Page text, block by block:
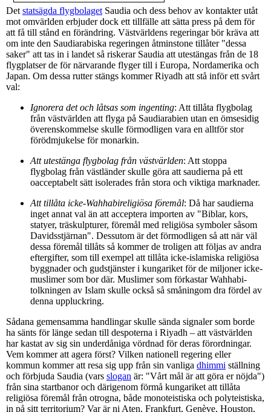
Det statsägda flygbolaget Saudia och dess behov av kontakter utåt
mot omvärlden erbjuder dock ett tillfälle att sätta press på dem för
att få till stånd en förändring. Västvärldens regeringar bör kräva att
om inte den Saudiarabiska regeringen åtminstone tillåter "dessa
saker" att tas in i landet så riskerar Saudia att utestängas från de 18
flygplatser de för närvarande flyger till i Europa, Nordamerika och
Japan. Om dessa rutter stängs kommer Riyadh att stå inför ett svårt
val:
Ignorera det och låtsas som ingenting: Att tillåta flygbolag
från västvärlden att flyga på Saudiarabien utan en ömsesidig
överenskommelse skulle förmodligen vara en alltför stor
förödmjukelse för monarkin.
Att utestänga flygbolag från västvärlden: Att stoppa
flygbolag från västländer skulle göra att saudierna på ett
oacceptabelt sätt isolerades från stora och viktiga marknader.
Att tillåta icke-Wahhabireligiösa föremål: Då har saudierna
inget annat val än att acceptera importen av "Biblar, kors,
statyer, träskulpturer, föremål med religiösa symboler såsom
Davidsstjärnan". Dessutom är det förmodligen så att när väl
dessa föremål tillåts så kommer de troligen att följas av andra
eftergifter, som till exempel att tillåta icke-islamiska religiösa
byggnader och gudstjänster i kungariket för de miljoner icke-
muslimer som bor där. Muslimer som förkastar Wahhabi-
tolkningen av Islam skulle också så småningom dra fördel av
denna uppluckring.
Sådana gemensamma handlingar skulle sända signaler som borde
ha sänts för länge sedan till despoterna i Riyadh – att västvärlden
har kastat av sig sin underdåniga vördnad för deras förordningar.
Vem kommer att agera först? Vilken nationell regering eller
kommun kommer att resa sig upp från sin vanliga dhimmi ställning
och förbjuda Saudia (vars slogan är: "Vårt mål är att göra er nöjda")
från sina startbanor och därigenom förmå kungariket att tillåta
religiösa föremål från otrogna, både monoteistiska och polyteistiska,
in på sitt territorium? Var är ni Aten, Frankfurt, Genève, Houston,